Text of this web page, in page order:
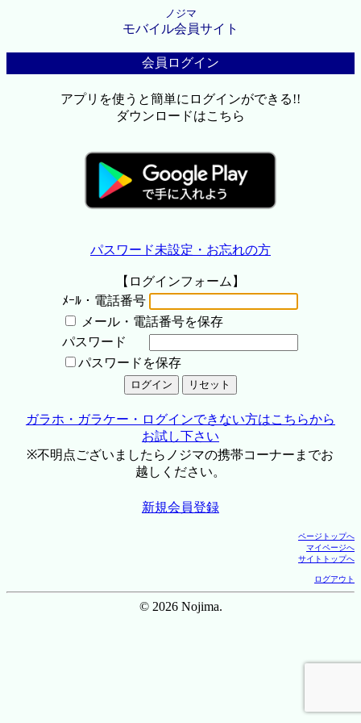
ノジマ
モバイル会員サイト
会員ログイン
アプリを使うと簡単にログインができる!!
ダウンロードはこちら
パスワード未設定・お忘れの方
【ログインフォーム】
ﾒｰﾙ・電話番号
メール・電話番号を保存
パスワード
パスワードを保存
ガラホ・ガラケー・ログインできない方はこちらから
お試し下さい
※不明点ございましたらノジマの携帯コーナーまでお
越しください。
新規会員登録
ページトップへ
マイページへ
サイトトップへ
ログアウト
© 2026 Nojima.